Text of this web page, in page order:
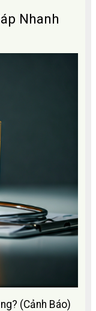
Nhanh
(Cảnh Báo)